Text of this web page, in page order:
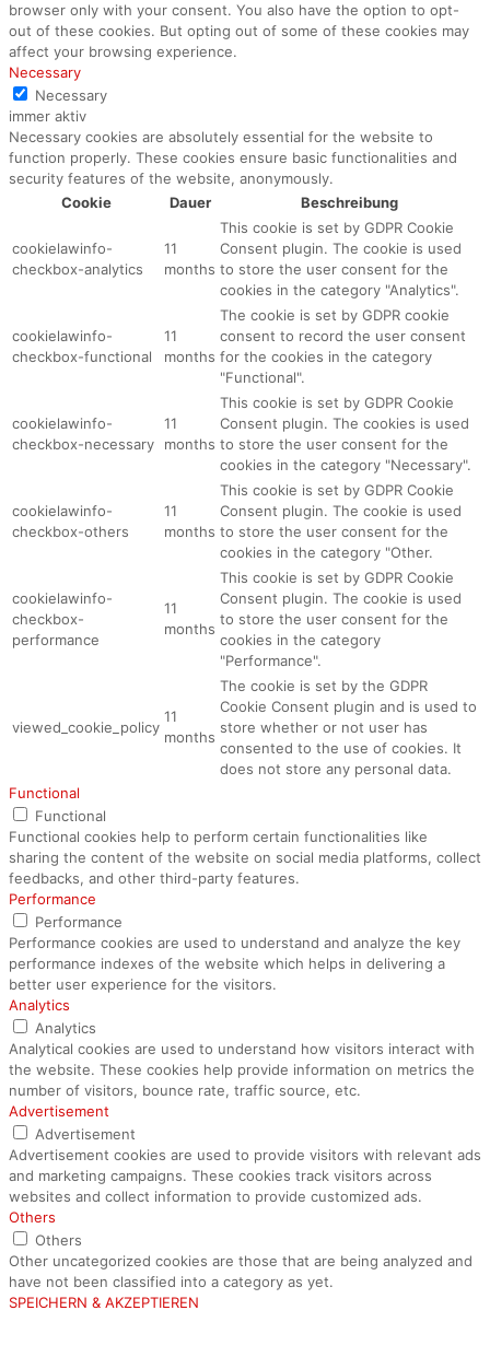
browser only with your consent. You also have the option to opt-
out of these cookies. But opting out of some of these cookies may
affect your browsing experience.
Necessary
Necessary
immer aktiv
Necessary cookies are absolutely essential for the website to
function properly. These cookies ensure basic functionalities and
security features of the website, anonymously.
Cookie
Dauer Beschreibung
cookielawinfo-
checkbox-analytics
11
months
This cookie is set by GDPR Cookie
Consent plugin. The cookie is used
to store the user consent for the
cookies in the category "Analytics".
cookielawinfo-
checkbox-functional
11
months
The cookie is set by GDPR cookie
consent to record the user consent
for the cookies in the category
"Functional".
cookielawinfo-
checkbox-necessary
11
months
This cookie is set by GDPR Cookie
Consent plugin. The cookies is used
to store the user consent for the
cookies in the category "Necessary".
cookielawinfo-
checkbox-others
11
months
This cookie is set by GDPR Cookie
Consent plugin. The cookie is used
to store the user consent for the
cookies in the category "Other.
cookielawinfo-
checkbox-
performance
11
months
This cookie is set by GDPR Cookie
Consent plugin. The cookie is used
to store the user consent for the
cookies in the category
"Performance".
viewed_cookie_policy
11
months
The cookie is set by the GDPR
Cookie Consent plugin and is used to
store whether or not user has
consented to the use of cookies. It
does not store any personal data.
Functional
Functional
Functional cookies help to perform certain functionalities like
sharing the content of the website on social media platforms, collect
feedbacks, and other third-party features.
Performance
Performance
Performance cookies are used to understand and analyze the key
performance indexes of the website which helps in delivering a
better user experience for the visitors.
Analytics
Analytics
Analytical cookies are used to understand how visitors interact with
the website. These cookies help provide information on metrics the
number of visitors, bounce rate, traffic source, etc.
Advertisement
Advertisement
Advertisement cookies are used to provide visitors with relevant ads
and marketing campaigns. These cookies track visitors across
websites and collect information to provide customized ads.
Others
Others
Other uncategorized cookies are those that are being analyzed and
have not been classified into a category as yet.
SPEICHERN & AKZEPTIEREN